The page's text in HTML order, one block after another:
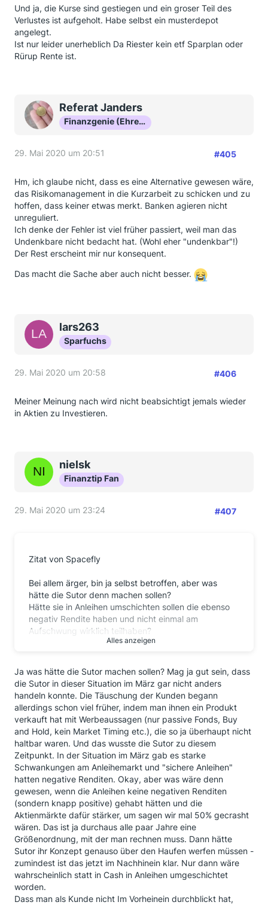
Und ja, die Kurse sind gestiegen und ein groser Teil des
Verlustes ist aufgeholt. Habe selbst ein musterdepot
angelegt.
Ist nur leider unerheblich Da Riester kein etf Sparplan oder
Rürup Rente ist.
Referat Janders
Finanzgenie (Ehrenmitglied)
29. Mai 2020 um 20:51 #405
Hm, ich glaube nicht, dass es eine Alternative gewesen wäre,
das Risikomanagement in die Kurzarbeit zu schicken und zu
hoffen, dass keiner etwas merkt. Banken agieren nicht
unreguliert.
Ich denke der Fehler ist viel früher passiert, weil man das
Undenkbare nicht bedacht hat. (Wohl eher "undenkbar"!)
Der Rest erscheint mir nur konsequent.
Das macht die Sache aber auch nicht besser.
lars263
Sparfuchs
29. Mai 2020 um 20:58 #406
Meiner Meinung nach wird nicht beabsichtigt jemals wieder
in Aktien zu Investieren.
nielsk
Finanztip Fan
29. Mai 2020 um 23:24 #407
Zitat von Spacefly
Bei allem ärger, bin ja selbst betroffen, aber was
hätte die Sutor denn machen sollen?
Hätte sie in Anleihen umschichten sollen die ebenso
negativ Rendite haben und nicht einmal am
Aufschwung wirklich teilhaben?
Was wäre die alternative gewesen?
an Wert verloren haben?
Das Portfolio einfach weiterlaufen lassen (buy and
hold) ging nicht mehr, da die Deckungsreserve für die
Beitragsgarantie schon aufgebraucht war.
In Aktien bleiben und zusehen wie das "Loch" größer
wird, konnte die Sutor auch nicht.
In sichere Anleihen umschichten genauso wenig, die
laufen auch ins Minus, also wird das Loch ebenfalls
größer.
Bleibt nur Cash
Ich empfehle allen sich mal genauer mit der Materie
auseinander zus setzten, und das meine ich gar nicht
abwertend oder böse.
Nur hier ist mir hier manchmal zu viel Wunschdenken
am Werk welches sich für Banken/Versicherungen
unter dem Riester-Mantel nicht so leicht umsetzten
lässt...
Und mir war das vorher, bei Abschluss des Vertrags,
Alles anzeigen
Ja was hätte die Sutor machen sollen? Mag ja gut sein, dass
die Sutor in dieser Situation im März gar nicht anders
handeln konnte. Die Täuschung der Kunden begann
allerdings schon viel früher, indem man ihnen ein Produkt
verkauft hat mit Werbeaussagen (nur passive Fonds, Buy
and Hold, kein Market Timing etc.), die so ja überhaupt nicht
haltbar waren. Und das wusste die Sutor zu diesem
Zeitpunkt. In der Situation im März gab es starke
Schwankungen am Anleihemarkt und "sichere Anleihen"
hatten negative Renditen. Okay, aber was wäre denn
gewesen, wenn die Anleihen keine negativen Renditen
(sondern knapp positive) gehabt hätten und die
Aktienmärkte dafür stärker, um sagen wir mal 50% gecrasht
wären. Das ist ja durchaus alle paar Jahre eine
Größenordnung, mit der man rechnen muss. Dann hätte
Sutor ihr Konzept genauso über den Haufen werfen müssen -
zumindest ist das jetzt im Nachhinein klar. Nur dann wäre
wahrscheinlich statt in Cash in Anleihen umgeschichtet
worden.
Dass man als Kunde nicht Im Vorheinein durchblickt hat,